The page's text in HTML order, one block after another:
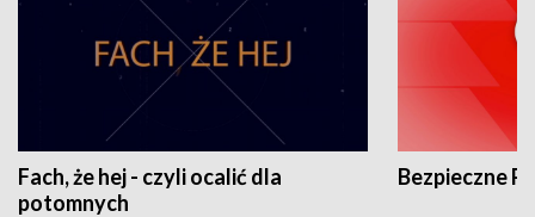
Fach, że hej - czyli ocalić dla
potomnych
Bezpieczne